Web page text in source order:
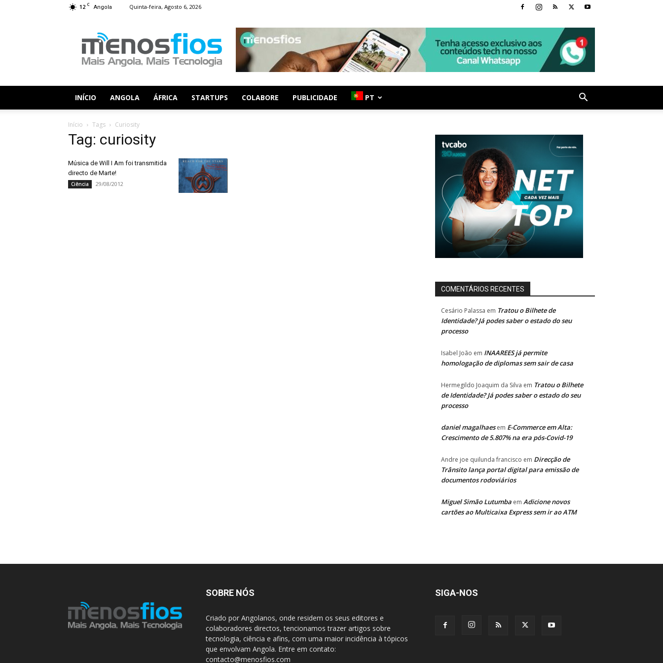
12 C Angola Quinta-feira, Agosto 6, 2026
Fios
INÍCIO ANGOLA ÁFRICA STARTUPS COLABORE PUBLICIDADE PT
Início Tags Curiosity
Tag: curiosity
Música de Will I Am foi transmitida
directo de Marte!
Ciência 29/08/2012
COMENTÁRIOS RECENTES
Cesário Palassa em Tratou o Bilhete de
Identidade? Já podes saber o estado do seu
processo
Isabel João em INAAREES já permite
homologação de diplomas sem sair de casa
Hermegildo Joaquim da Silva em Tratou o Bilhete
de Identidade? Já podes saber o estado do seu
processo
daniel magalhaesem E-Commerce em Alta:
Crescimento de 5.807% na era pós-Covid-19
Andre joe quilunda francisco em Direcção de
Trânsito lança portal digital para emissão de
documentos rodoviários
Miguel Simão Lutumba em Adicione novos
cartões ao Multicaixa Express sem ir ao ATM
SOBRE NÓS
Criado por Angolanos, onde residem os seus editores e
colaboradores directos, tencionamos trazer artigos sobre
tecnologia, ciência e afins, com uma maior incidência à tópicos
que envolvam Angola. Entre em contato:
contacto@menosfios.com
SIGA-NOS